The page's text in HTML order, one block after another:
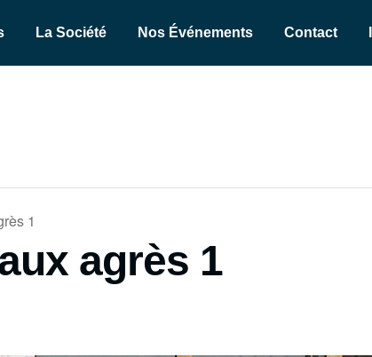
La Société Nos Événements Contact
1
agrès 1